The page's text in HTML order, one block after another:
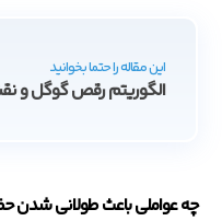
این مقاله را حتما بخوانید
الگوریتم رقص گوگل و
چه عواملی باعث طولانی